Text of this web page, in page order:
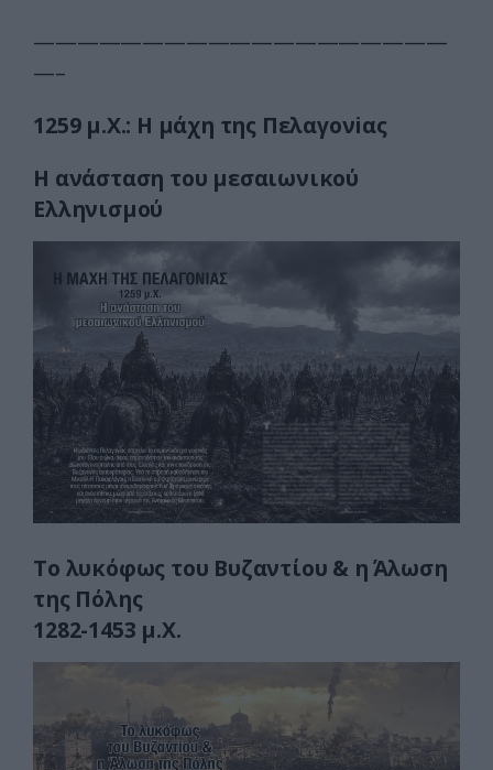
———————————————————
—–
1259 μ.Χ.: Η μάχη της Πελαγονiας
H ανάσταση του μεσαιωνικού
Ελληνισμού
Το λυκόφως του Βυζαντίου & η Άλωση
της Πόλης
1282-1453 μ.Χ.